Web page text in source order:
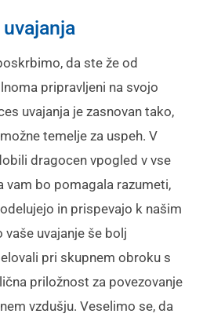
da ste že od
pripravljeni na svojo
uvajanja je zasnovan tako,
temelje za uspeh. V
dragocen vpogled v vse
vam bo pomagala razumeti,
in prispevajo k našim
uvajanje še bolj
pri skupnem obroku s
priložnost za povezovanje
vzdušju. Veselimo se, da